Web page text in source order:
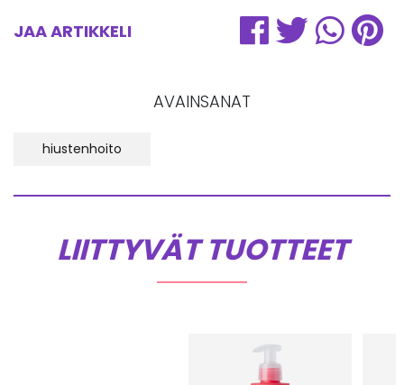
JAA ARTIKKELI
AVAINSANAT
hiustenhoito
LIITTYVÄT TUOTTEET